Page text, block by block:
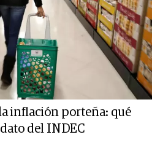
inflación porteña: qué
del INDEC